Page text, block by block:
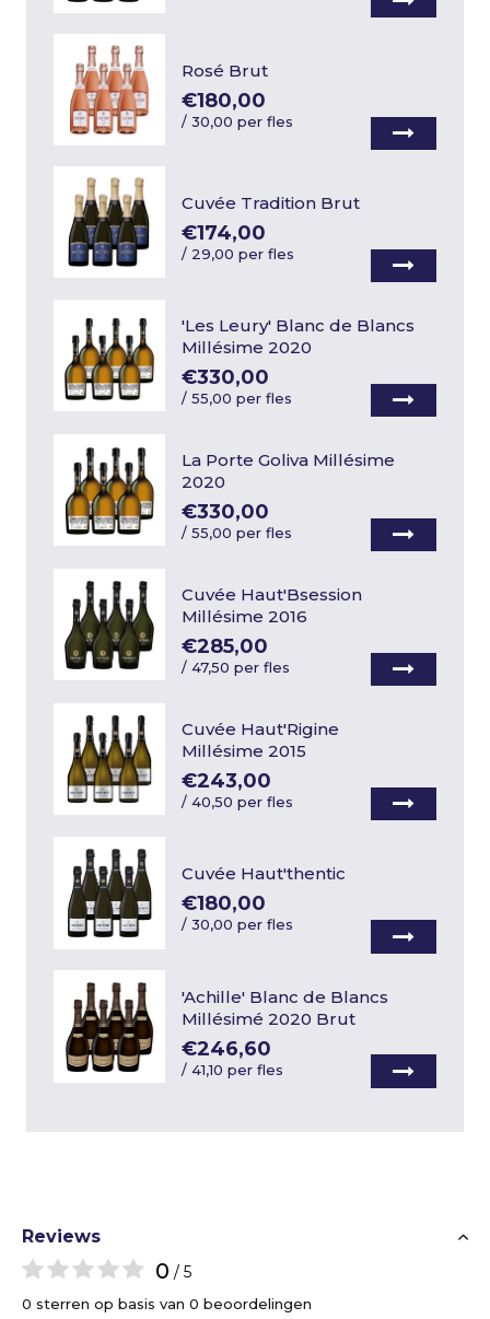
Rosé Brut
€180,00
/30,00 per fles
Cuvée Tradition Brut
€174,00
/ 29,00 per fles
'Les Leury' Blanc de Blancs
Millésime 2020
€330,00
/55,00 per fles
La Porte Goliva Millésime
2020
€330,00
/55,00 per fles
Cuvée Haut'Bsession
Millésime 2016
€285,00
/47,50 per fles
Cuvée Haut'Rigine
Millésime 2015
€243,00
/40,50 per fles
Cuvée Haut'thentic
€180,00
/30,00 per fles
'Achille' Blanc de Blancs
Millésimé 2020 Brut
€246,60
/41,10 per fles
Reviews
0 / 5
0 sterren op basis van 0 beoordelingen